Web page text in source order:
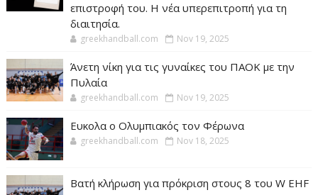
επιστροφή του. Η νέα υπερεπιτροπή για τη
διαιτησία.
greekhandball.com Nov 19, 2025
Άνετη νίκη για τις γυναίκες του ΠΑΟΚ με την
Πυλαία
greekhandball.com Nov 19, 2025
Ευκολα ο Ολυμπιακός τον Φέρωνα
greekhandball.com Nov 18, 2025
Βατή κλήρωση για πρόκριση στους 8 του W EHF